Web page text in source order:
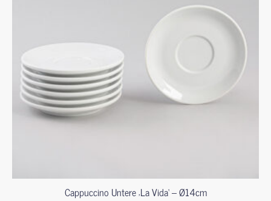
Cappuccino Untere ‚La Vida‘ – Ø14cm